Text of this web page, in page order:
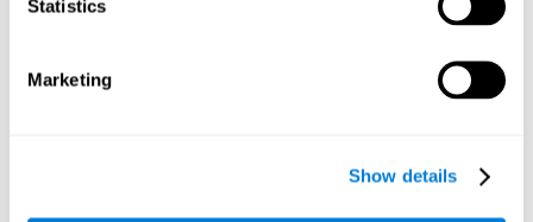
Statistics
Marketing
Show details
תוכנית האימונים שלהם בכדי להיות מסוגלים להציע סדרת פעילויות
כדי לגרות את היכולות הקוגניטיביות שלנו הקשורות לקואורדינציה הם:
קל לשימוש
להתרכז בביצוע הפעילויות הקוגניטיביות שלנו. כך נוכל להשתמש ב-